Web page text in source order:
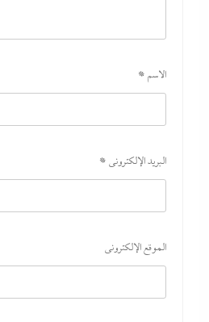
الاسم *
البريد الإلكتروني *
الموقع الإلكتروني
كواليس اتفاق نزع السلاح في غزة